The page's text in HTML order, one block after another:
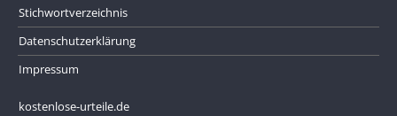
Stichwortverzeichnis
Datenschutzerklärung
Impressum
kostenlose-urteile.de